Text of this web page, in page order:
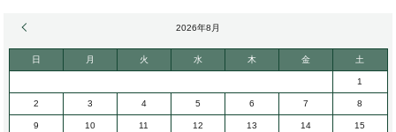
2026年8月
日 月 火 水 木 金 土
1
2 3 4 5 6 7 8
9 10 11 12 13 14 15